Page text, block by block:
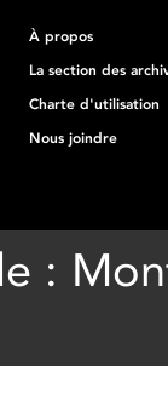
À propos
La section des
Charte d'utilisation
Nous joindre
: